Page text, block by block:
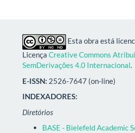
Esta obra está
Licença Creative Commons
SemDerivações 4.0 Internacional.
E-ISSN: 2526-7647 (on-line)
INDEXADORES:
Diretórios
BASE - Bielefeld Academic